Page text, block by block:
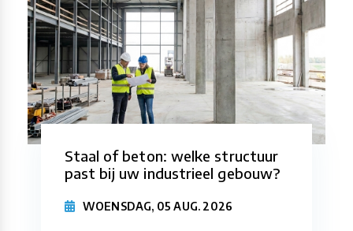
Staal of beton: welke structuur
past bij uw industrieel gebouw?
WOENSDAG, 05 AUG. 2026